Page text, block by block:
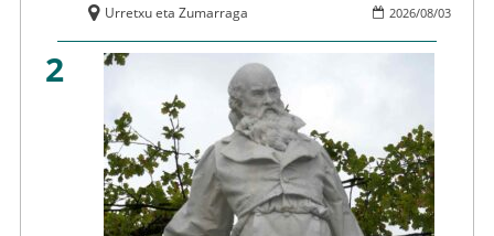
2026/08/03
Urretxu eta Zumarraga
2